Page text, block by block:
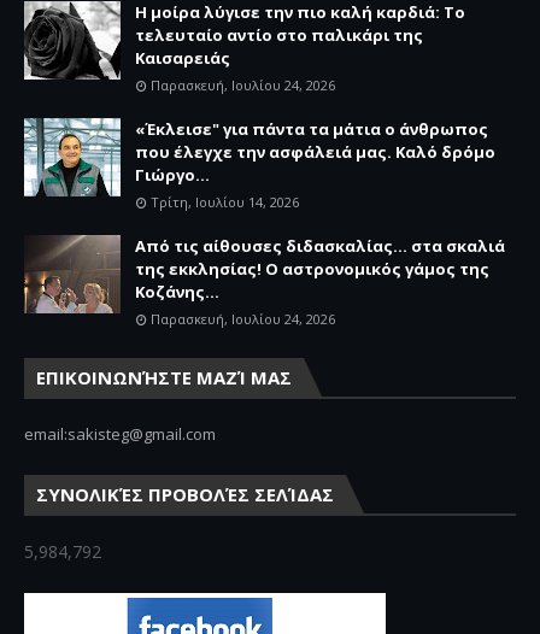
Η μοίρα λύγισε την πιο καλή καρδιά: Το
τελευταίο αντίο στο παλικάρι της
Καισαρειάς
Παρασκευή, Ιουλίου 24, 2026
«Έκλεισε" για πάντα τα μάτια ο άνθρωπος
που έλεγχε την ασφάλειά μας. Καλό δρόμο
Γιώργο...
Τρίτη, Ιουλίου 14, 2026
Από τις αίθουσες διδασκαλίας… στα σκαλιά
της εκκλησίας! Ο αστρονομικός γάμος της
Κοζάνης...
Παρασκευή, Ιουλίου 24, 2026
ΕΠΙΚΟΙΝΩΝΉΣΤΕ ΜΑΖΊ ΜΑΣ
email:sakisteg@gmail.com
ΣΥΝΟΛΙΚΈΣ ΠΡΟΒΟΛΈΣ ΣΕΛΊΔΑΣ
5,984,792